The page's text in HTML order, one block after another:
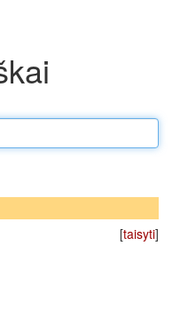
[taisyti]